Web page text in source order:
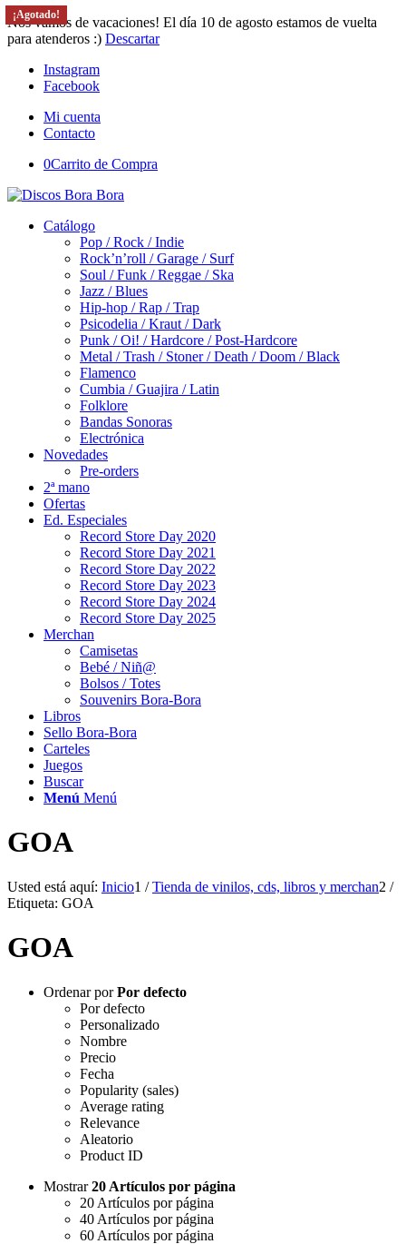
Nos vamos de vacaciones! El día 10 de agosto estamos de vuelta
para atenderos :) Descartar
Instagram
Facebook
Mi cuenta
Contacto
0Carrito de Compra
Catálogo
Pop / Rock / Indie
Rock’n’roll / Garage / Surf
Soul / Funk / Reggae / Ska
Jazz / Blues
Hip-hop / Rap / Trap
Psicodelia / Kraut / Dark
Punk / Oi! / Hardcore / Post-Hardcore
Metal / Trash / Stoner / Death / Doom / Black
Flamenco
Cumbia / Guajira / Latin
Folklore
Bandas Sonoras
Electrónica
Novedades
Pre-orders
2ª mano
Ofertas
Ed. Especiales
Record Store Day 2020
Record Store Day 2021
Record Store Day 2022
Record Store Day 2023
Record Store Day 2024
Record Store Day 2025
Merchan
Camisetas
Bebé / Niñ@
Bolsos / Totes
Souvenirs Bora-Bora
Libros
Sello Bora-Bora
Carteles
Juegos
Buscar
Menú Menú
GOA
Usted está aquí: Inicio1 / Tienda de vinilos, cds, libros y merchan2 /
Etiqueta: GOA
GOA
Ordenar porPor defecto
Por defecto
Personalizado
Nombre
Precio
Fecha
Popularity (sales)
Average rating
Relevance
Aleatorio
Product ID
Mostrar20 Artículos por página
20 Artículos por página
40 Artículos por página
60 Artículos por página
¡Agotado!